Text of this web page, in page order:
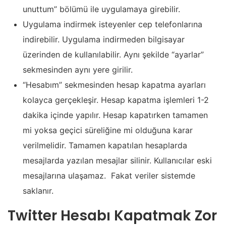
unuttum” bölümü ile uygulamaya girebilir.
Uygulama indirmek isteyenler cep telefonlarına
indirebilir. Uygulama indirmeden bilgisayar
üzerinden de kullanılabilir. Aynı şekilde “ayarlar”
sekmesinden aynı yere girilir.
“Hesabım” sekmesinden hesap kapatma ayarları
kolayca gerçekleşir. Hesap kapatma işlemleri 1-2
dakika içinde yapılır. Hesap kapatırken tamamen
mi yoksa geçici süreliğine mi olduğuna karar
verilmelidir. Tamamen kapatılan hesaplarda
mesajlarda yazılan mesajlar silinir. Kullanıcılar eski
mesajlarına ulaşamaz. Fakat veriler sistemde
saklanır.
Twitter Hesabı Kapatmak Zor